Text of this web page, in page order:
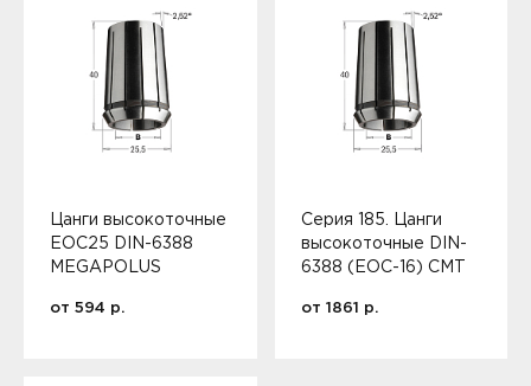
Цанги высокоточные
EOC25 DIN-6388
MEGAPOLUS
от 594 р.
Серия 185. Цанги
высокоточные DIN-
6388 (EOC-16) CMT
от 1861 р.